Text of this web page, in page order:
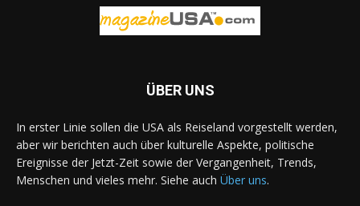
ÜBER UNS
In erster Linie sollen die USA als Reiseland vorgestellt werden,
aber wir berichten auch über kulturelle Aspekte, politische
Ereignisse der Jetzt-Zeit sowie der Vergangenheit, Trends,
Menschen und vieles mehr. Siehe auch Über uns.